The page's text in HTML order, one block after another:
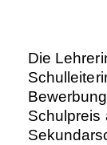
Die
Schulpreis